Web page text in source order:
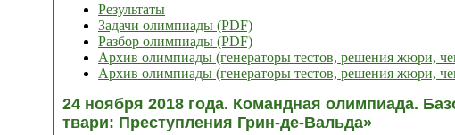
Результаты
Задачи олимпиады (PDF)
Разбор олимпиады (PDF)
Архив олимпиады (генераторы тестов, решения жюри,
Архив олимпиады (генераторы тестов, решения жюри,
24 ноября 2018 года. Командная олимпиада.
твари: Преступления Грин-де-Вальда»